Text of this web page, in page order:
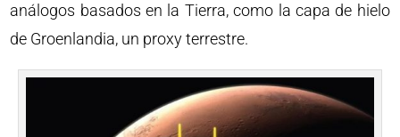
análogos basados ​​en la Tierra, como la capa de hielo
de Groenlandia, un proxy terrestre.